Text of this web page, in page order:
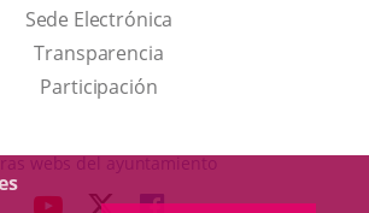
link
will
open
a
Sede Electrónica
Transparencia
Participación
webs del ayuntamiento
LINK LINKLINK